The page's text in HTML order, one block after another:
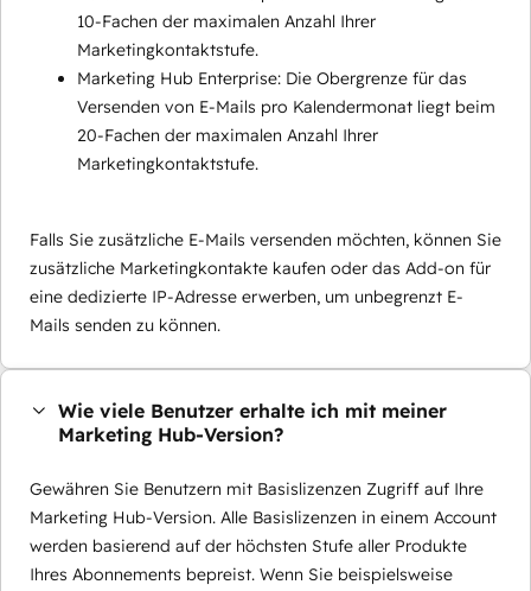
10-Fachen der maximalen Anzahl Ihrer
Marketingkontaktstufe.
Marketing Hub Enterprise: Die Obergrenze für das
Versenden von E-Mails pro Kalendermonat liegt beim
20-Fachen der maximalen Anzahl Ihrer
Marketingkontaktstufe.
Falls Sie zusätzliche E-Mails versenden möchten, können Sie
zusätzliche Marketingkontakte kaufen oder das Add-on für
eine dedizierte IP-Adresse erwerben, um unbegrenzt E-
Mails senden zu können.
Wie viele Benutzer erhalte ich mit meiner
Marketing Hub-Version?
Gewähren Sie Benutzern mit Basislizenzen Zugriff auf Ihre
Marketing Hub-Version. Alle Basislizenzen in einem Account
werden basierend auf der höchsten Stufe aller Produkte
Ihres Abonnements bepreist. Wenn Sie beispielsweise